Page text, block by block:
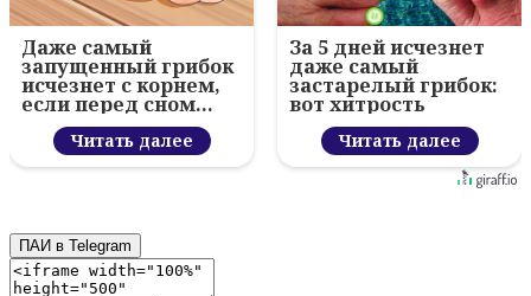
Даже самый
запущенный грибок
исчезнет с корнем,
если перед сном…
Читать далее
За 5 дней исчезнет
даже самый
застарелый грибок:
вот хитрость
Читать далее
ПАИ в Telegram